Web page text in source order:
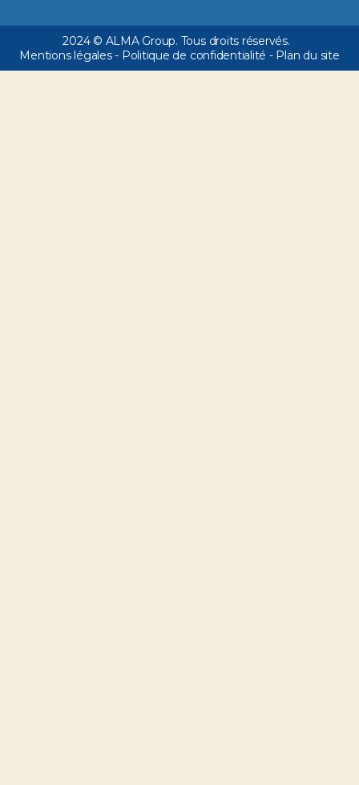
2024 © ALMA Group. Tous droits réservés.
Mentions légales- Politique de confidentialité - Plan du site